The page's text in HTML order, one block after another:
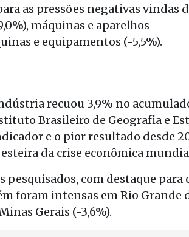
as pressões negativas vindas
máquinas e aparelhos
e equipamentos (-5,5%).
recuou 3,9% no
Brasileiro de Geografia e
e o pior resultado desde
da crise econômica
com destaque para
foram intensas em Rio Grande
Gerais (-3,6%).